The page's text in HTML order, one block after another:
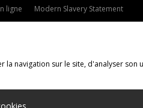
ligne Modern Slavery Statement
navigation sur le site, d'analyser